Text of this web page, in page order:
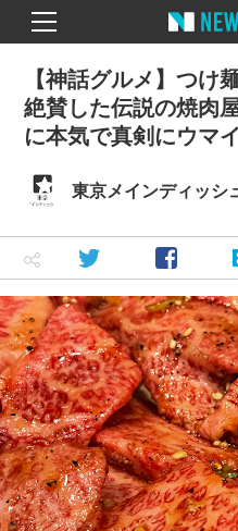
東京メインディッシ
【神話グルメ】つけ
絶賛した伝説の焼肉
に本気で真剣にウマイ